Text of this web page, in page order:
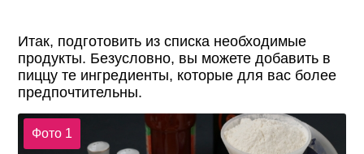
Итак, подготовить из списка необходимые
продукты. Безусловно, вы можете добавить в
пиццу те ингредиенты, которые для вас более
предпочтительны.
Фото 1